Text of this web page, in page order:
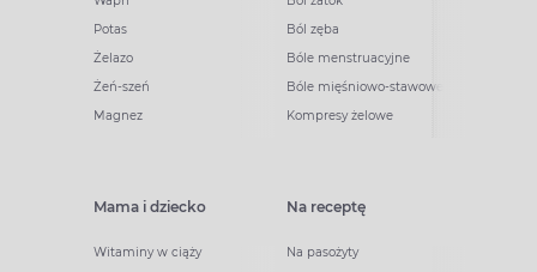
Potas
Żelazo
Żeń-szeń
Magnez
Ból zęba
Bóle menstruacyjne
Bóle mięśniowo-stawowe
Kompresy żelowe
Mama i dziecko
Witaminy w ciąży
Na receptę
Na pasożyty